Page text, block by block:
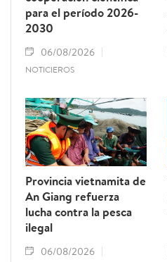
para el período 2026-
2030
06/08/2026
NOTICIEROS
Provincia vietnamita de
An Giang refuerza
lucha contra la pesca
ilegal
06/08/2026